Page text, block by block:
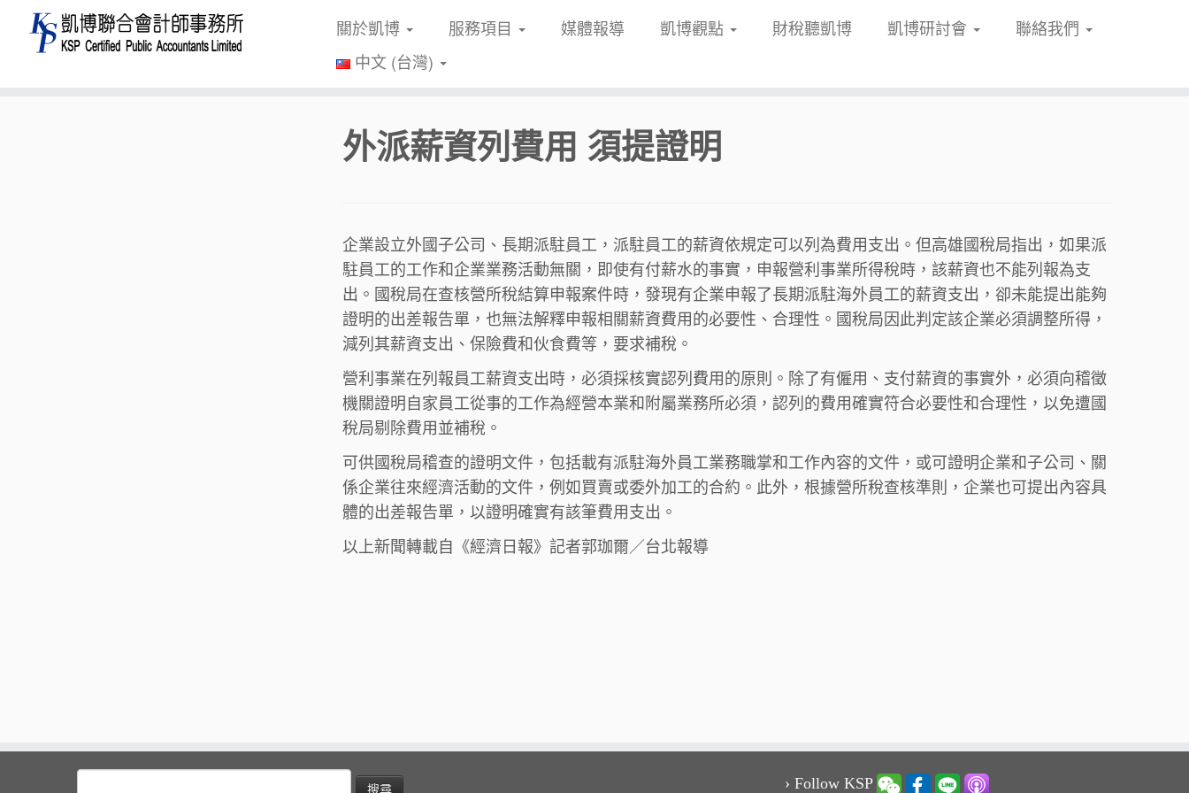
關於凱博 服務項目 媒體報導 凱博觀點 財稅聽凱博 凱博研討會
聯絡我們
中文 (台灣)
外派薪資列費用 須提證明
企業設立外國子公司、長期派駐員工，派駐員工的薪資依規定可以列為費用支出。但高雄國稅局指出，如果派
駐員工的工作和企業業務活動無關，即使有付薪水的事實，申報營利事業所得稅時，該薪資也不能列報為支
出。國稅局在查核營所稅結算申報案件時，發現有企業申報了長期派駐海外員工的薪資支出，卻未能提出能夠
證明的出差報告單，也無法解釋申報相關薪資費用的必要性、合理性。國稅局因此判定該企業必須調整所得，
減列其薪資支出、保險費和伙食費等，要求補稅。
營利事業在列報員工薪資支出時，必須採核實認列費用的原則。除了有僱用、支付薪資的事實外，必須向稽徵
機關證明自家員工從事的工作為經營本業和附屬業務所必須，認列的費用確實符合必要性和合理性，以免遭國
稅局剔除費用並補稅。
可供國稅局稽查的證明文件，包括載有派駐海外員工業務職掌和工作內容的文件，或可證明企業和子公司、關
係企業往來經濟活動的文件，例如買賣或委外加工的合約。此外，根據營所稅查核準則，企業也可提出內容具
體的出差報告單，以證明確實有該筆費用支出。
以上新聞轉載自《經濟日報》記者郭珈爾／台北報導
› Follow KSP